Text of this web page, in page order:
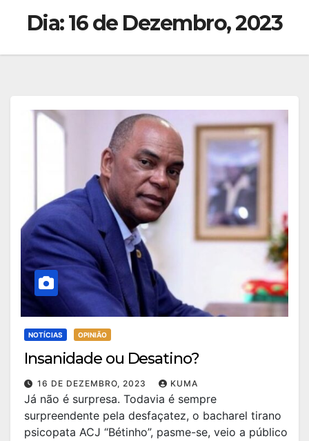
Dia:16 de Dezembro, 2023
NOTÍCIAS OPINIÃO
Insanidade ou Desatino?
16 DE DEZEMBRO, 2023 KUMA
Já não é surpresa. Todavia é sempre
surpreendente pela desfaçatez, o bacharel tirano
psicopata ACJ “Bétinho”, pasme-se, veio a público